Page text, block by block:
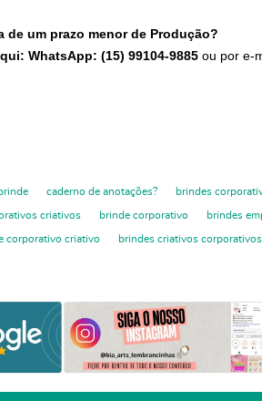
de um prazo menor de Produção?
WhatsApp: (15) 99104-9885 ou por e-
caderno de anotações? brindes
criativos brinde corporativo brindes
corporativo criativo brindes criativos corporativos